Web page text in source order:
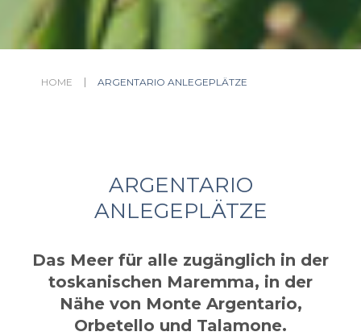
HOME ARGENTARIO ANLEGEPLÄTZE
ARGENTARIO
ANLEGEPLÄTZE
Das Meer für alle zugänglich in der
toskanischen Maremma, in der
Nähe von Monte Argentario,
Orbetello und Talamone.